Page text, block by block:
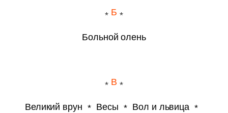
Б
Больной олень
В
Великий врун Весы
Вол и львица